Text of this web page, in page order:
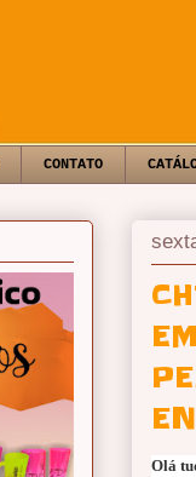
CONTATO
Olá